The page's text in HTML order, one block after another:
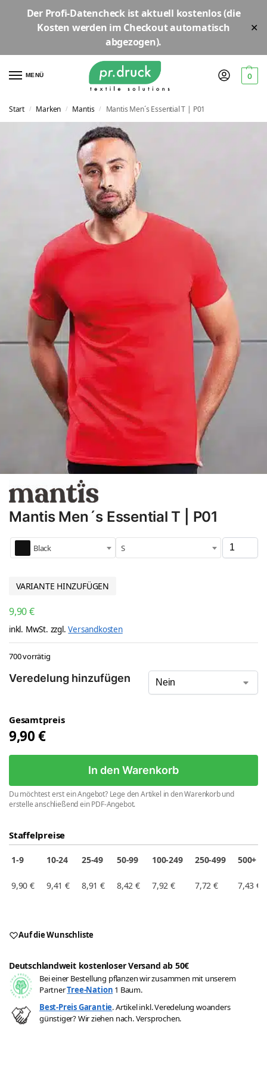
Der Profi-Datencheckist aktuell kostenlos(die
Kosten werden im Checkout automatisch
abgezogen).
✕
MENÜ 0
Start / Marken / Mantis / Mantis Men´s Essential T | P01
Mantis Men´s Essential T | P01
Black S
VARIANTE HINZUFÜGEN
9,90€
inkl. MwSt. zzgl.Versandkosten
700 vorrätig
Veredelung hinzufügen
Gesamtpreis
9,90€
In den Warenkorb
Du möchtest erst ein Angebot? Lege den Artikel in den Warenkorb und
erstelle anschließend ein PDF-Angebot.
Staffelpreise
1-9 10-24 25-49 50-99 100-249 250-499 500+
9,90 € 9,41 € 8,91 € 8,42 € 7,92 € 7,72 € 7,43 €
Auf die Wunschliste
Deutschlandweit kostenloser Versand ab 50€
Bei einer Bestellung pflanzen wir zusammen mit unserem
PartnerTree-Nation 1 Baum.
Best-Preis Garantie. Artikel inkl. Veredelung woanders
günstiger? Wir ziehen nach. Versprochen.